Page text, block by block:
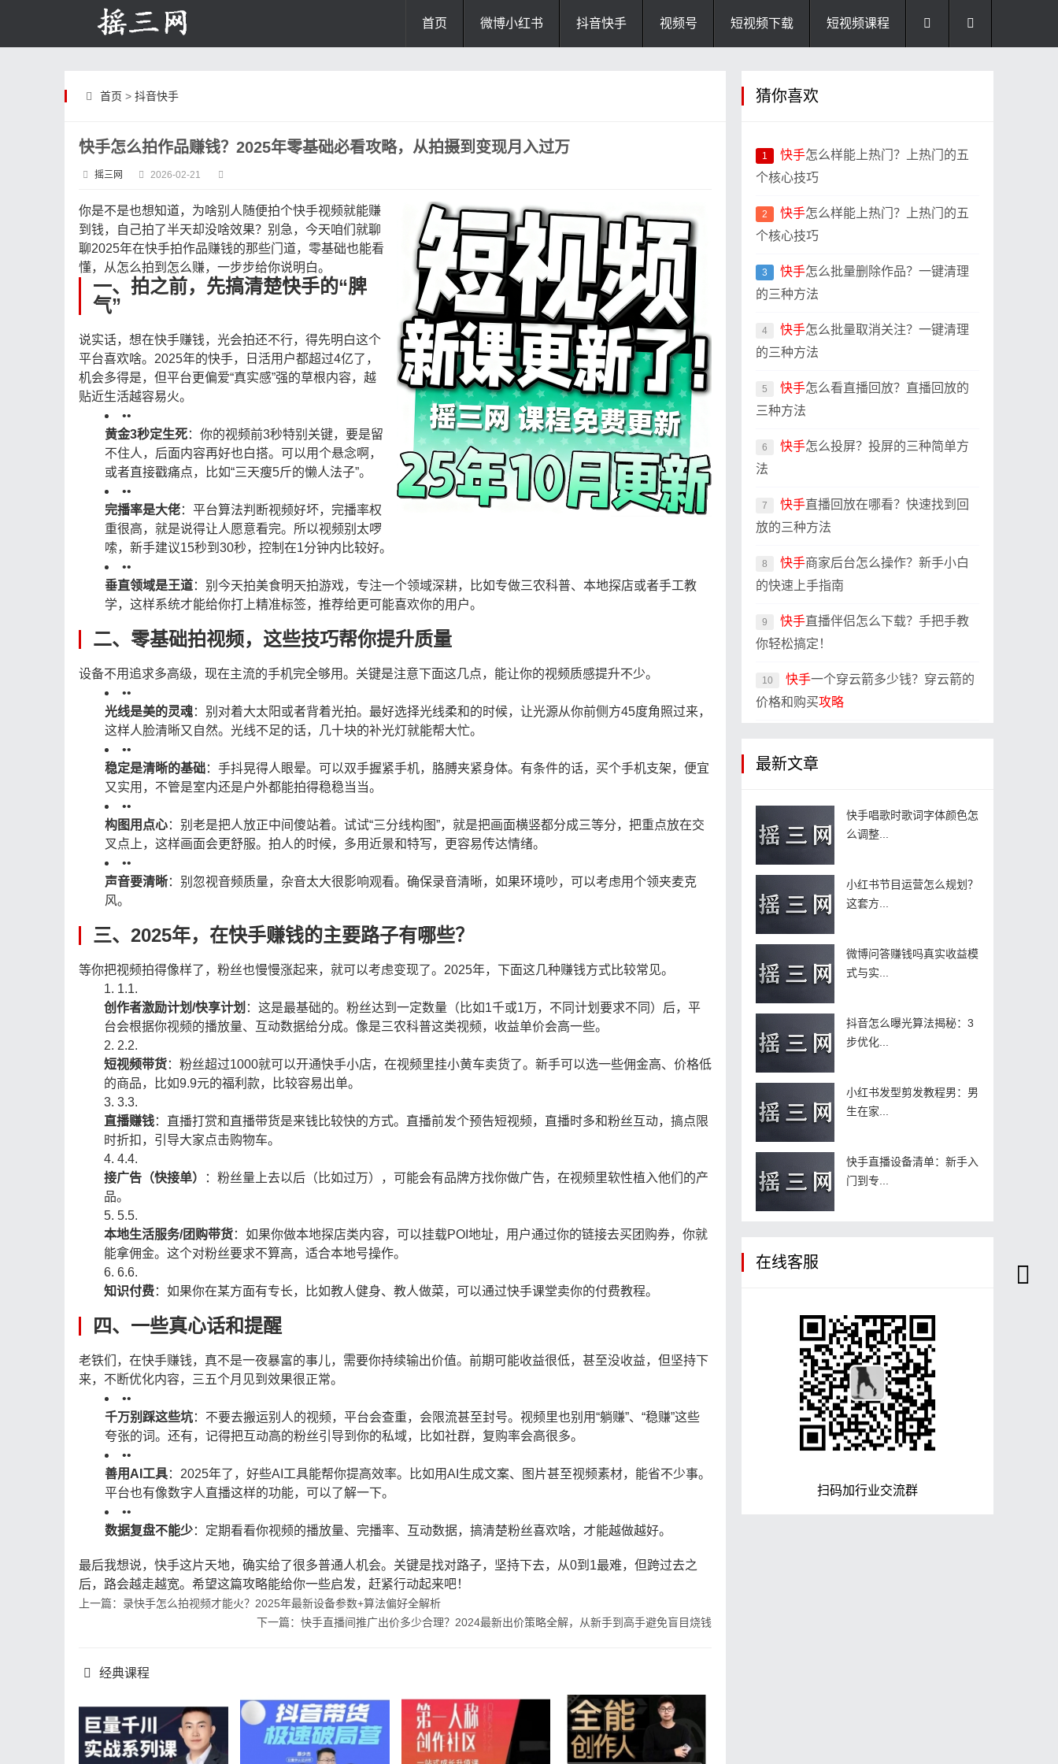
首页 微博小红书 抖音快手 视频号 短视频下载 短视频课程
首页 > 抖音快手
快手怎么拍作品赚钱？2025年零基础必看攻略，从拍摄到变现月入过万
摇三网 2026-02-21
你是不是也想知道，为啥别人随便拍个快手视频就能赚
到钱，自己拍了半天却没啥效果？别急，今天咱们就聊
聊2025年在快手拍作品赚钱的那些门道，零基础也能看
懂，从怎么拍到怎么赚，一步步给你说明白。
一、拍之前，先搞清楚快手的“脾
气”
说实话，想在快手赚钱，光会拍还不行，得先明白这个
平台喜欢啥。2025年的快手，日活用户都超过4亿了，
机会多得是，但平台更偏爱“真实感”强的草根内容，越
贴近生活越容易火。
••
黄金3秒定生死：你的视频前3秒特别关键，要是留
不住人，后面内容再好也白搭。可以用个悬念啊，
或者直接戳痛点，比如“三天瘦5斤的懒人法子”。
••
完播率是大佬：平台算法判断视频好坏，完播率权
重很高，就是说得让人愿意看完。所以视频别太啰
嗦，新手建议15秒到30秒，控制在1分钟内比较好。
••
垂直领域是王道：别今天拍美食明天拍游戏，专注一个领域深耕，比如专做三农科普、本地探店或者手工教
学，这样系统才能给你打上精准标签，推荐给更可能喜欢你的用户。
二、零基础拍视频，这些技巧帮你提升质量
设备不用追求多高级，现在主流的手机完全够用。关键是注意下面这几点，能让你的视频质感提升不少。
••
光线是美的灵魂：别对着大太阳或者背着光拍。最好选择光线柔和的时候，让光源从你前侧方45度角照过来，
这样人脸清晰又自然。光线不足的话，几十块的补光灯就能帮大忙。
••
稳定是清晰的基础：手抖晃得人眼晕。可以双手握紧手机，胳膊夹紧身体。有条件的话，买个手机支架，便宜
又实用，不管是室内还是户外都能拍得稳稳当当。
••
构图用点心：别老是把人放正中间傻站着。试试“三分线构图”，就是把画面横竖都分成三等分，把重点放在交
叉点上，这样画面会更舒服。拍人的时候，多用近景和特写，更容易传达情绪。
••
声音要清晰：别忽视音频质量，杂音太大很影响观看。确保录音清晰，如果环境吵，可以考虑用个领夹麦克
风。
三、2025年，在快手赚钱的主要路子有哪些？
等你把视频拍得像样了，粉丝也慢慢涨起来，就可以考虑变现了。2025年，下面这几种赚钱方式比较常见。
1.1.
创作者激励计划/快享计划 ：这是最基础的。粉丝达到一定数量（比如1千或1万，不同计划要求不同）后，平
台会根据你视频的播放量、互动数据给分成。像是三农科普这类视频，收益单价会高一些。
2.2.
短视频带货：粉丝超过1000就可以开通快手小店，在视频里挂小黄车卖货了。新手可以选一些佣金高、价格低
的商品，比如9.9元的福利款，比较容易出单。
3.3.
直播赚钱：直播打赏和直播带货是来钱比较快的方式。直播前发个预告短视频，直播时多和粉丝互动，搞点限
时折扣，引导大家点击购物车。
4.4.
接广告（快接单）
：粉丝量上去以后（比如过万），可能会有品牌方找你做广告，在视频里软性植入他们的产
品。
5.5.
本地生活服务/团购带货：如果你做本地探店类内容，可以挂载POI地址，用户通过你的链接去买团购券，你就
能拿佣金。这个对粉丝要求不算高，适合本地号操作。
6.6.
知识付费：如果你在某方面有专长，比如教人健身、教人做菜，可以通过快手课堂卖你的付费教程。
四、一些真心话和提醒
老铁们，在快手赚钱，真不是一夜暴富的事儿，需要你持续输出价值。前期可能收益很低，甚至没收益，但坚持下
来，不断优化内容，三五个月见到效果很正常。
••
千万别踩这些坑：不要去搬运别人的视频，平台会查重，会限流甚至封号。视频里也别用“躺赚”、“稳赚”这些
夸张的词。还有，记得把互动高的粉丝引导到你的私域，比如社群，复购率会高很多。
••
善用AI工具：2025年了，好些AI工具能帮你提高效率。比如用AI生成文案、图片甚至视频素材，能省不少事。
平台也有像数字人直播这样的功能，可以了解一下。
••
数据复盘不能少：定期看看你视频的播放量、完播率、互动数据，搞清楚粉丝喜欢啥，才能越做越好。
最后我想说，快手这片天地，确实给了很多普通人机会。关键是找对路子，坚持下去，从0到1最难，但跨过去之
后，路会越走越宽。希望这篇攻略能给你一些启发，赶紧行动起来吧！
上一篇：录快手怎么拍视频才能火？2025年最新设备参数+算法偏好全解析
下一篇：快手直播间推广出价多少合理？2024最新出价策略全解，从新手到高手避免盲目烧钱
经典课程
猜你喜欢
1 快手怎么样能上热门？上热门的五
个核心技巧
2 快手怎么样能上热门？上热门的五
个核心技巧
3 快手怎么批量删除作品？一键清理
的三种方法
4 快手怎么批量取消关注？一键清理
的三种方法
5 快手怎么看直播回放？直播回放的
三种方法
6 快手怎么投屏？投屏的三种简单方
法
7 快手直播回放在哪看？快速找到回
放的三种方法
8 快手商家后台怎么操作？新手小白
的快速上手指南
9 快手直播伴侣怎么下载？手把手教
你轻松搞定！
10 快手一个穿云箭多少钱？穿云箭的
价格和购买攻略
最新文章
快手唱歌时歌词字体颜色怎
么调整...
小红书节目运营怎么规划？
这套方...
微博问答赚钱吗真实收益模
式与实...
抖音怎么曝光算法揭秘：3
步优化...
小红书发型剪发教程男：男
生在家...
快手直播设备清单：新手入
门到专...
在线客服
扫码加行业交流群